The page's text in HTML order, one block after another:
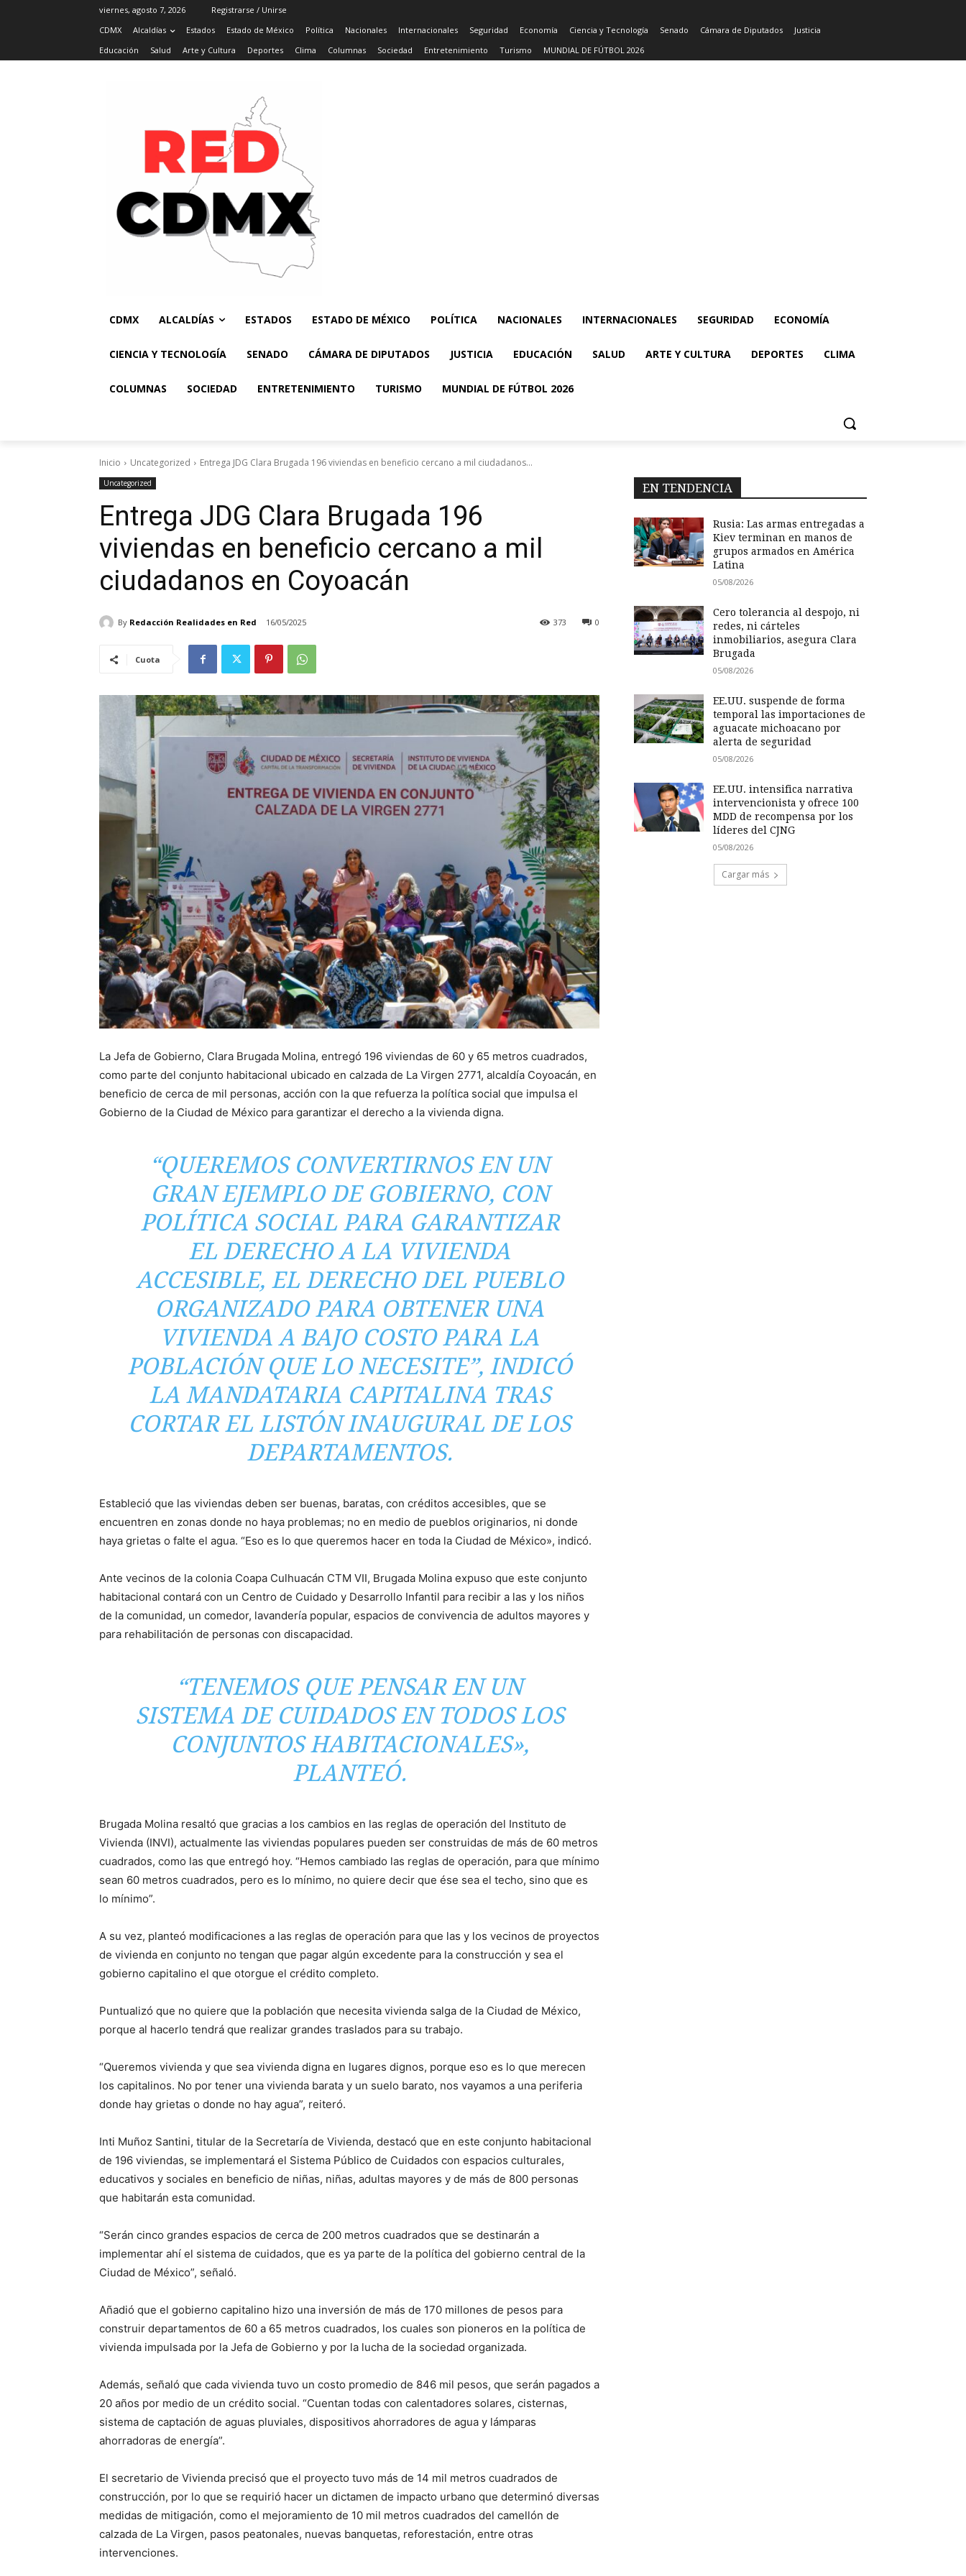
viernes, agosto 7, 2026
Registrarse / Unirse
CDMX
Alcaldías Estados Estado de México Política Nacionales Internacionales Seguridad Economía Ciencia y Tecnología Senado Cámara de Diputados
Justicia
Educación
Salud Arte y Cultura Deportes Clima Columnas Sociedad Entretenimiento Turismo MUNDIAL DE FÚTBOL 2026
CDMX ALCALDÍAS ESTADOS ESTADO DE MÉXICO POLÍTICA NACIONALES INTERNACIONALES SEGURIDAD ECONOMÍA
CIENCIA Y TECNOLOGÍA SENADO CÁMARA DE DIPUTADOS JUSTICIA EDUCACIÓN SALUD ARTE Y CULTURA DEPORTES CLIMA
COLUMNAS SOCIEDAD ENTRETENIMIENTO TURISMO MUNDIAL DE FÚTBOL 2026
Inicio Uncategorized Entrega JDG Clara Brugada 196 viviendas en beneficio cercano a mil ciudadanos...
Uncategorized
Entrega JDG Clara Brugada 196
viviendas en beneficio cercano a mil
ciudadanos en Coyoacán
By Redacción Realidades en Red 16/05/2025 0
373
Cuota
La Jefa de Gobierno, Clara Brugada Molina, entregó 196 viviendas de 60 y 65 metros cuadrados,
como parte del conjunto habitacional ubicado en calzada de La Virgen 2771, alcaldía Coyoacán, en
beneficio de cerca de mil personas, acción con la que refuerza la política social que impulsa el
Gobierno de la Ciudad de México para garantizar el derecho a la vivienda digna.
“QUEREMOS CONVERTIRNOS EN UN
GRAN EJEMPLO DE GOBIERNO, CON
POLÍTICA SOCIAL PARA GARANTIZAR
EL DERECHO A LA VIVIENDA
ACCESIBLE, EL DERECHO DEL PUEBLO
ORGANIZADO PARA OBTENER UNA
VIVIENDA A BAJO COSTO PARA LA
POBLACIÓN QUE LO NECESITE”, INDICÓ
LA MANDATARIA CAPITALINA TRAS
CORTAR EL LISTÓN INAUGURAL DE LOS
DEPARTAMENTOS.
Estableció que las viviendas deben ser buenas, baratas, con créditos accesibles, que se
encuentren en zonas donde no haya problemas; no en medio de pueblos originarios, ni donde
haya grietas o falte el agua. “Eso es lo que queremos hacer en toda la Ciudad de México», indicó.
Ante vecinos de la colonia Coapa Culhuacán CTM VII, Brugada Molina expuso que este conjunto
habitacional contará con un Centro de Cuidado y Desarrollo Infantil para recibir a las y los niños
de la comunidad, un comedor, lavandería popular, espacios de convivencia de adultos mayores y
para rehabilitación de personas con discapacidad.
“TENEMOS QUE PENSAR EN UN
SISTEMA DE CUIDADOS EN TODOS LOS
CONJUNTOS HABITACIONALES»,
PLANTEÓ.
Brugada Molina resaltó que gracias a los cambios en las reglas de operación del Instituto de
Vivienda (INVI), actualmente las viviendas populares pueden ser construidas de más de 60 metros
cuadrados, como las que entregó hoy. “Hemos cambiado las reglas de operación, para que mínimo
sean 60 metros cuadrados, pero es lo mínimo, no quiere decir que ése sea el techo, sino que es
lo mínimo”.
A su vez, planteó modificaciones a las reglas de operación para que las y los vecinos de proyectos
de vivienda en conjunto no tengan que pagar algún excedente para la construcción y sea el
gobierno capitalino el que otorgue el crédito completo.
Puntualizó que no quiere que la población que necesita vivienda salga de la Ciudad de México,
porque al hacerlo tendrá que realizar grandes traslados para su trabajo.
“Queremos vivienda y que sea vivienda digna en lugares dignos, porque eso es lo que merecen
los capitalinos. No por tener una vivienda barata y un suelo barato, nos vayamos a una periferia
donde hay grietas o donde no hay agua”, reiteró.
Inti Muñoz Santini, titular de la Secretaría de Vivienda, destacó que en este conjunto habitacional
de 196 viviendas, se implementará el Sistema Público de Cuidados con espacios culturales,
educativos y sociales en beneficio de niñas, niñas, adultas mayores y de más de 800 personas
que habitarán esta comunidad.
“Serán cinco grandes espacios de cerca de 200 metros cuadrados que se destinarán a
implementar ahí el sistema de cuidados, que es ya parte de la política del gobierno central de la
Ciudad de México”, señaló.
Añadió que el gobierno capitalino hizo una inversión de más de 170 millones de pesos para
construir departamentos de 60 a 65 metros cuadrados, los cuales son pioneros en la política de
vivienda impulsada por la Jefa de Gobierno y por la lucha de la sociedad organizada.
Además, señaló que cada vivienda tuvo un costo promedio de 846 mil pesos, que serán pagados a
20 años por medio de un crédito social. “Cuentan todas con calentadores solares, cisternas,
sistema de captación de aguas pluviales, dispositivos ahorradores de agua y lámparas
ahorradoras de energía”.
El secretario de Vivienda precisó que el proyecto tuvo más de 14 mil metros cuadrados de
construcción, por lo que se requirió hacer un dictamen de impacto urbano que determinó diversas
medidas de mitigación, como el mejoramiento de 10 mil metros cuadrados del camellón de
calzada de La Virgen, pasos peatonales, nuevas banquetas, reforestación, entre otras
intervenciones.
EN TENDENCIA
Rusia: Las armas entregadas a
Kiev terminan en manos de
grupos armados en América
Latina
05/08/2026
Cero tolerancia al despojo, ni
redes, ni cárteles
inmobiliarios, asegura Clara
Brugada
05/08/2026
EE.UU. suspende de forma
temporal las importaciones de
aguacate michoacano por
alerta de seguridad
05/08/2026
EE.UU. intensifica narrativa
intervencionista y ofrece 100
MDD de recompensa por los
líderes del CJNG
05/08/2026
Cargar más